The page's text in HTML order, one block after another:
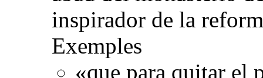
inspirador de la
Exemples
«que para quitar el